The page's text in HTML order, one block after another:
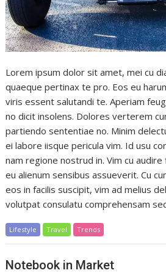
Lorem ipsum dolor sit amet, mei cu
quaeque pertinax te pro. Eos eu
viris essent salutandi te. Aperiam
no dicit insolens. Dolores verterem
partiendo sententiae no. Minim
ei labore iisque pericula vim. Id usu
nam regione nostrud in. Vim cu
eu alienum sensibus assueverit. Cu
eos in facilis suscipit, vim ad melius
volutpat consulatu comprehensam
Lifestyle Travel Trends
Notebook in Market